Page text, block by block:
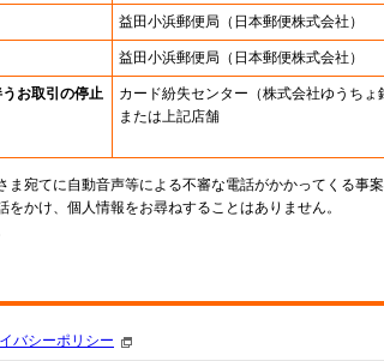
益田小浜郵便局 （日本郵便株式会社）
益田小浜郵便局 （日本郵便株式会社）
お取引の停止 カード紛失センター （株式会社ゆうちょ
または上記店舗
ま宛てに自動音声等による不審な電話がかかってくる事案
をかけ、個人情報をお尋ねすることはありません。
バシーポリシー